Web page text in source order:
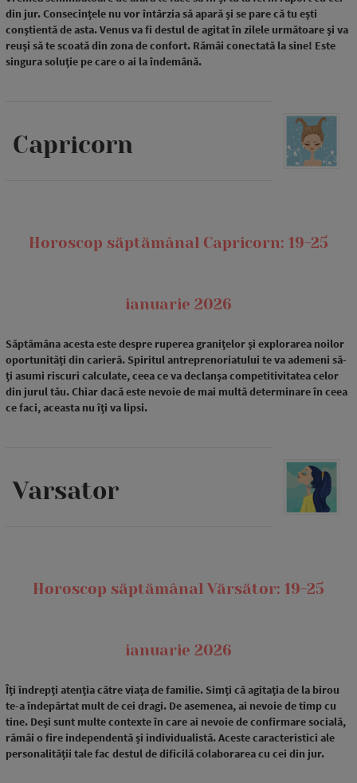
din jur. Consecințele nu vor întârzia să apară și se pare că tu ești
conștientă de asta. Venus va fi destul de agitat în zilele următoare și va
reuși să te scoată din zona de confort. Rămâi conectată la sine! Este
singura soluție pe care o ai la îndemână.
Capricorn
Horoscop săptămânal Capricorn: 19-25
ianuarie 2026
Săptămâna acesta este despre ruperea granițelor și explorarea noilor
oportunități din carieră. Spiritul antreprenoriatului te va ademeni să-
ți asumi riscuri calculate, ceea ce va declanșa competitivitatea celor
din jurul tău. Chiar dacă este nevoie de mai multă determinare în ceea
ce faci, aceasta nu îți va lipsi.
Varsator
Horoscop săptămânal Vărsător: 19-25
ianuarie 2026
Îți îndrepți atenția către viața de familie. Simți că agitația de la birou
te-a îndepărtat mult de cei dragi. De asemenea, ai nevoie de timp cu
tine. Deși sunt multe contexte în care ai nevoie de confirmare socială,
rămâi o fire independentă și individualistă. Aceste caracteristici ale
personalității tale fac destul de dificilă colaborarea cu cei din jur.